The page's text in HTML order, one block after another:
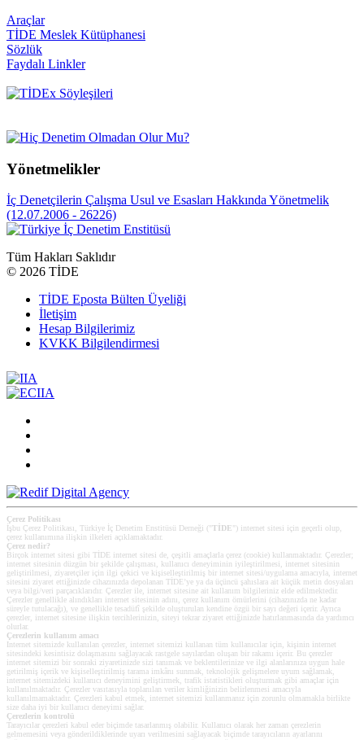
Araçlar
TİDE Meslek Kütüphanesi
Sözlük
Faydalı Linkler
Yönetmelikler
İç Denetçilerin Çalışma Usul ve Esasları Hakkında Yönetmelik
(12.07.2006 - 26226)
Tüm Hakları Saklıdır
© 2026 TİDE
TİDE Eposta Bülten Üyeliği
İletişim
Hesap Bilgilerimiz
KVKK Bilgilendirmesi
Çerez Politikası
İşbu Çerez Politikası, Türkiye İç Denetim Enstitüsü Derneği (" TİDE ") internet sitesi için geçerli olup,
çerez kullanımına ilişkin ilkeleri açıklamaktadır.
Çerez nedir?
Birçok internet sitesi gibi TİDE internet sitesi de, çeşitli amaçlarla çerez (cookie) kullanmaktadır. Çerezler;
internet sitesinin düzgün bir şekilde çalışması, kullanıcı deneyiminin iyileştirilmesi, internet sitesinin
geliştirilmesi, ziyaretçiler için ilgi çekici ve kişiselleştirilmiş bir internet sitesi/uygulama amacıyla, internet
sitesini ziyaret ettiğinizde cihazınızda depolanan TİDE’ye ya da üçüncü şahıslara ait küçük metin dosyaları
veya bilgi/veri parçacıklarıdır. Çerezler ile, internet sitesine ait kullanım bilgileriniz elde edilmektedir.
Çerezler genellikle alındıkları internet sitesinin adını, çerez kullanım ömürlerini (cihazınızda ne kadar
süreyle tutulacağı), ve genellikle tesadüfî şekilde oluşturulan kendine özgü bir sayı değeri içerir. Ayrıca
çerezler, internet sitesine ilişkin tercihlerinizin, siteyi tekrar ziyaret ettiğinizde hatırlanmasında da yardımcı
olurlar.
Çerezlerin kullanım amacı
Internet sitemizde kullanılan çerezler, internet sitemizi kullanan tüm kullanıcılar için, kişinin internet
sitesindeki kesintisiz dolaşmasını sağlayacak rastgele sayılardan oluşan bir rakamı içerir. Bu çerezler
internet sitemizi bir sonraki ziyaretinizde sizi tanımak ve beklentilerinize ve ilgi alanlarınıza uygun hale
getirilmiş içerik ve kişiselleştirilmiş tarama imkânı sunmak, teknolojik gelişmelere uyum sağlamak,
internet sitemizdeki kullanıcı deneyimini geliştirmek, trafik istatistikleri oluşturmak gibi amaçlar için
kullanılmaktadır. Çerezler vasıtasıyla toplanılan veriler kimliğinizin belirlenmesi amacıyla
kullanılmamaktadır. Çerezleri kabul etmek, internet sitemizi kullanmanız için zorunlu olmamakla birlikte
size daha iyi bir kullanıcı deneyimi sağlar.
Çerezlerin kontrolü
Tarayıcılar çerezleri kabul eder biçimde tasarlanmış olabilir. Kullanıcı olarak her zaman çerezlerin
gelmemesini veya gönderildiklerinde uyarı verilmesini sağlayacak biçimde tarayıcıların ayarlarını